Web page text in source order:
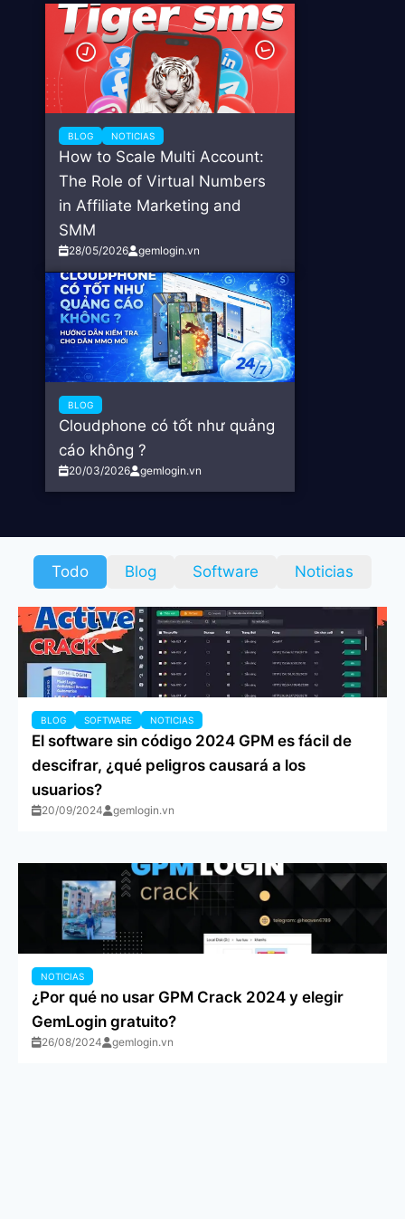
BLOG NOTICIAS
How to Scale Multi Account:
The Role of Virtual Numbers
in Affiliate Marketing and
SMM
28/05/2026 gemlogin.vn
BLOG
Cloudphone có tốt như quảng
cáo không ?
20/03/2026 gemlogin.vn
Todo Blog Software Noticias
BLOG SOFTWARE NOTICIAS
El software sin código 2024 GPM es fácil de
descifrar, ¿qué peligros causará a los
usuarios?
20/09/2024 gemlogin.vn
NOTICIAS
¿Por qué no usar GPM Crack 2024 y elegir
GemLogin gratuito?
26/08/2024 gemlogin.vn